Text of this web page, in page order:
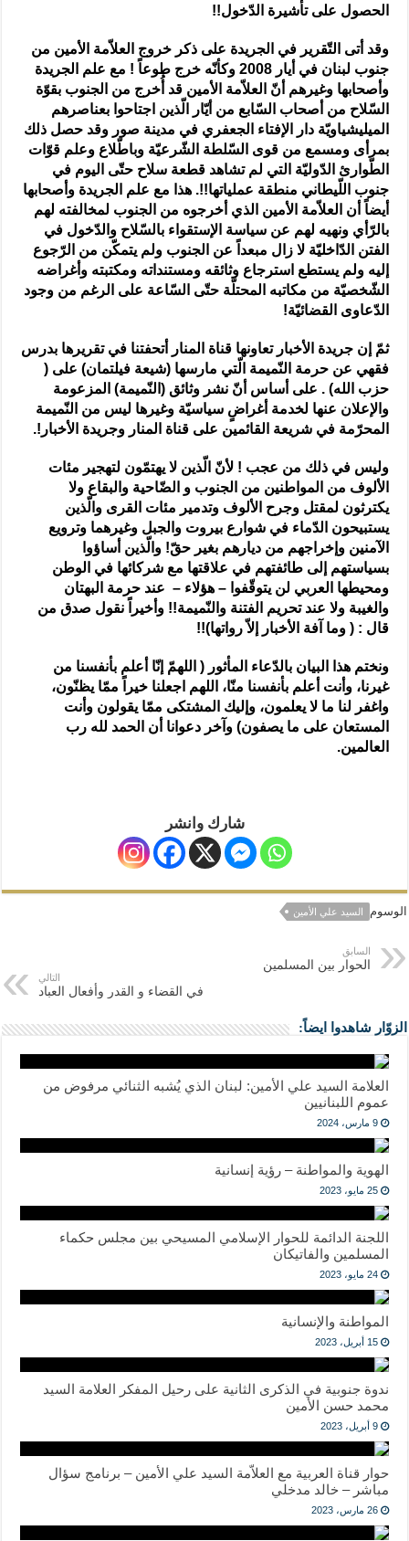
الحصول على تأشيرة الدّخول!!
وقد أتى التّقرير في الجريدة على ذكر خروج العلاّمة الأمين من
جنوب لبنان في أيار 2008 وكأنّه خرج طوعاً ! مع علم الجريدة
وأصحابها وغيرهم أنّ العلاّمة الأمين قد أُخرج من الجنوب بقوّة
السّلاح من أصحاب السّابع من أيّار الّذين اجتاحوا بعناصرهم
الميليشياويّة دار الإفتاء الجعفري في مدينة صور وقد حصل ذلك
بمرأى ومسمع من قوى السّلطة الشّرعيّة وباطّلاع وعلم قوّات
الطّوارئ الدّوليّة التي لم تشاهد قطعة سلاح حتّى اليوم في
جنوب اللّيطاني منطقة عملياتها!!. هذا مع علم الجريدة وأصحابها
أيضاً أن العلاّمة الأمين الذي أخرجوه من الجنوب لمخالفته لهم
بالرّأي ونهيه لهم عن سياسة الإستقواء بالسّلاح والدّخول في
الفتن الدّاخليّة لا زال مبعداً عن الجنوب ولم يتمكّن من الرّجوع
إليه ولم يستطع استرجاع وثائقه ومستنداته ومكتبته وأغراضه
الشّخصيّة من مكاتبه المحتلّة حتّى السّاعة على الرغم من وجود
الدّعاوى القضائيّة!
ثمّ إن جريدة الأخبار تعاونها قناة المنار أتحفتنا في تقريرها بدرس
فقهي عن حرمة النّميمة الّتي مارسها (شيعة فيلتمان) على (
حزب الله) . على أساس أنّ نشر وثائق (النّميمة) المزعومة
والإعلان عنها لخدمة أغراضٍ سياسيّة وغيرها ليس من النّميمة
المحرّمة في شريعة القائمين على قناة المنار وجريدة الأخبار!.
وليس في ذلك من عجب ! لأنّ الّذين لا يهتمّون لتهجير مئات
الألوف من المواطنين من الجنوب و الضّاحية والبقاع ولا
يكترثون لمقتل وجرح الألوف وتدمير مئات القرى والّذين
يستبيحون الدّماء في شوارع بيروت والجبل وغيرهما وترويع
الآمنين وإخراجهم من ديارهم بغير حقّ! والّذين أساؤوا
بسياستهم إلى طائفتهم في علاقتها مع شركائها في الوطن
ومحيطها العربي لن يتوقّفوا – هؤلاء – عند حرمة البهتان
والغيبة ولا عند تحريم الفتنة والنّميمة!! وأخيراً نقول صدق من
قال : ( وما آفة الأخبار إلاّ رواتها)!!
ونختم هذا البيان بالدّعاء المأثور ( اللهمّ إنّا أعلم بأنفسنا من
غيرنا، وأنت أعلم بأنفسنا منّا، اللهم اجعلنا خيراً ممّا يظنّون،
واغفر لنا ما لا يعلمون، وإليك المشتكى ممّا يقولون وأنت
المستعان على ما يصفون) وآخر دعوانا أن الحمد لله رب
العالمين.
شارك وانشر
الوسوم السيد علي الأمين
السابق
الحوار بين المسلمين
التالي
في القضاء و القدر وأفعال العباد
الزوّار شاهدوا ايضاً:
العلامة السيد علي الأمين: لبنان الذي يُشبه الثنائي مرفوض من
عموم اللبنانيين
9 مارس، 2024
الهوية والمواطنة – رؤية إنسانية
25 مايو، 2023
اللجنة الدائمة للحوار الإسلامي المسيحي بين مجلس حكماء
المسلمين والفاتيكان
24 مايو، 2023
المواطنة والإنسانية
15 أبريل، 2023
ندوة جنوبية في الذكرى الثانية على رحيل المفكر العلامة السيد
محمد حسن الأمين
9 أبريل، 2023
حوار قناة العربية مع العلاّمة السيد علي الأمين – برنامج سؤال
مباشر – خالد مدخلي
26 مارس، 2023